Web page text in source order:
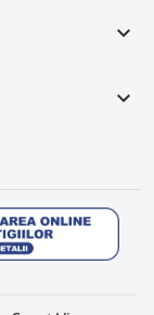
keyboard_arrow_down
keyboard_arrow_down